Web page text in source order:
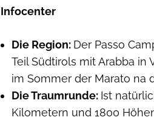
Infocenter
Die Region: Der Passo
Teil Südtirols mit Arabba in
im Sommer der Marato­ na
Die Traumrunde: Ist
Kilometern und 1800